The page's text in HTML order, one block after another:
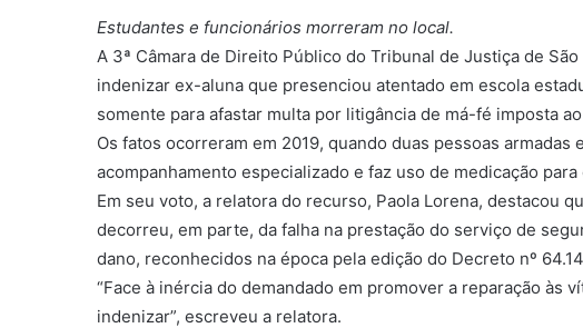
Estudantes e funcionários morreram no local.
A 3ª Câmara de Direito Público do Tribunal de Justiça de
indenizar ex-aluna que presenciou atentado em escola
somente para afastar multa por litigância de má-fé imposta
Os fatos ocorreram em 2019, quando duas pessoas
acompanhamento especializado e faz uso de medicação
Em seu voto, a relatora do recurso, Paola Lorena, destacou
decorreu, em parte, da falha na prestação do serviço de
dano, reconhecidos na época pela edição do Decreto nº
“Face à inércia do demandado em promover a reparação
indenizar”, escreveu a relatora.